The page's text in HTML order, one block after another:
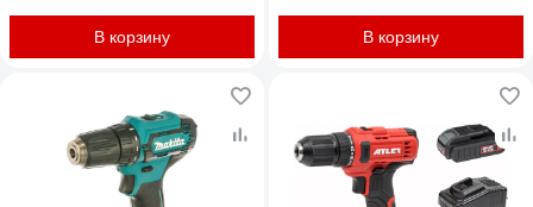
В корзину В корзину